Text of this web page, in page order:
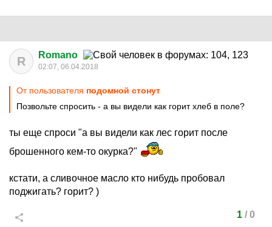
R Romano
02:07, 06.04.2018
От пользователя подомной стонут
Позвольте спросить - а вы видели как горит хлеб в поле?
ты еще спроси "а вы видели как лес горит после
брошенного кем-то окурка?"
кстати, а сливочное масло кто нибудь пробовал
поджигать? горит? )
1/ 0